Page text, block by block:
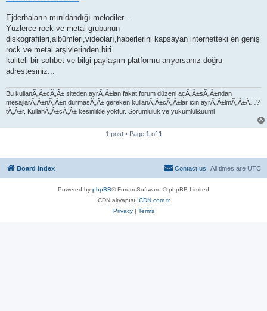
Ejderhaların mırıldandığı melodiler...
Yüzlerce rock ve metal grubunun
diskografileri,albümleri,videoları,haberlerini kapsayan internetteki en geniş
rock ve metal arşivlerinden biri
kaliteli bir sohbet ve bilgi paylaşım platformu arıyorsanız doğru
adrestesiniz...
Bu kullanÃ„Â±cÃ„Â± siteden ayrÃ„Â±lan fakat forum düzeni açÃ„Â±sÃ„Â±ndan
mesajlarÃ„Â±nÃ„Â±n durmasÃ„Â± gereken kullanÃ„Â±cÃ„Â±lar için ayrÃ„Â±lmÃ„Â±Ã…?
tÃ„Â±r. KullanÃ„Â±cÃ„Â± kesinlikle yoktur. Sorumluluk ve yükümlül&uuml
1 post • Page 1 of 1
Board index All times are UTC
Contact us
Powered by phpBB® Forum Software © phpBB Limited
CDN altyapısı: CDN.com.tr
Privacy| Terms